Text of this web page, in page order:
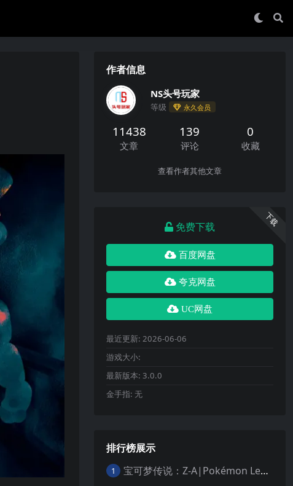
作者信息
NS头号玩家
等级 永久会员
11438
文章
139
评论
0
收藏
查看作者其他文章
下载
免费下载
百度网盘
夸克网盘
UC网盘
最近更新: 2026-06-06
游戏大小:
最新版本: 3.0.0
金手指: 无
排行榜展示
1 宝可梦传说：Z-A|Pokémon Legends: Z-A中文